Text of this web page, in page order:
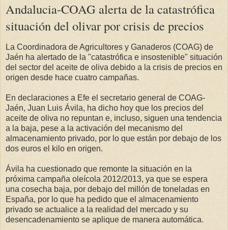
Andalucia-COAG alerta de la catastrófica
situación del olivar por crisis de precios
La Coordinadora de Agricultores y Ganaderos (COAG) de
Jaén ha alertado de la "catastrófica e insostenible" situación
del sector del aceite de oliva debido a la crisis de precios en
origen desde hace cuatro campañas.
En declaraciones a Efe el secretario general de COAG-
Jaén, Juan Luis Ávila, ha dicho hoy que los precios del
aceite de oliva no repuntan e, incluso, siguen una tendencia
a la baja, pese a la activación del mecanismo del
almacenamiento privado, por lo que están por debajo de los
dos euros el kilo en origen.
Ávila ha cuestionado que remonte la situación en la
próxima campaña oleícola 2012/2013, ya que se espera
una cosecha baja, por debajo del millón de toneladas en
España, por lo que ha pedido que el almacenamiento
privado se actualice a la realidad del mercado y su
desencadenamiento se aplique de manera automática.